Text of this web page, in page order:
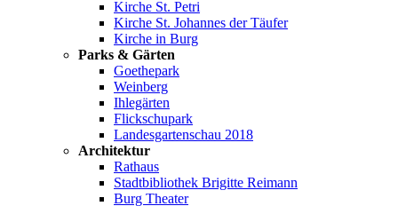
Kirche St. Petri
Kirche St. Johannes der Täufer
Kirche in Burg
Parks & Gärten
Goethepark
Weinberg
Ihlegärten
Flickschupark
Landesgartenschau 2018
Architektur
Rathaus
Stadtbibliothek Brigitte Reimann
Burg Theater